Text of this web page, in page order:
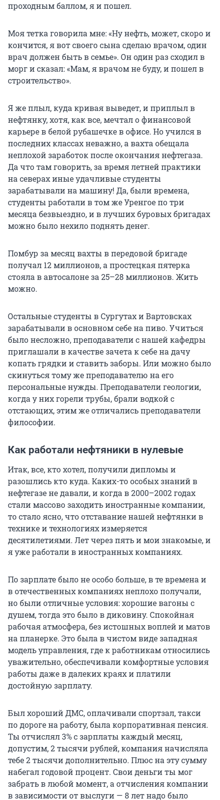
проходным баллом, я и пошел.
Моя тетка говорила мне: «Ну нефть, может, скоро и
кончится, я вот своего сына сделаю врачом, один
врач должен быть в семье». Он один раз сходил в
морг и сказал: «Мам, я врачом не буду, и пошел в
строительство».
Я же плыл, куда кривая выведет, и приплыл в
нефтянку, хотя, как все, мечтал о финансовой
карьере в белой рубашечке в офисе. Но учился в
последних классах неважно, а вахта обещала
неплохой заработок после окончания нефтегаза.
Да что там говорить, за время летней практики
на северах иные удачливые студенты
зарабатывали на машину! Да, были времена,
студенты работали в том же Уренгое по три
месяца безвыездно, и в лучших буровых бригадах
можно было нехило поднять денег.
Помбур за месяц вахты в передовой бригаде
получал 12 миллионов, а простецкая пятерка
стояла в автосалоне за 25–28 миллионов. Жить
можно.
Остальные студенты в Сургутах и Вартовсках
зарабатывали в основном себе на пиво. Учиться
было несложно, преподаватели с нашей кафедры
приглашали в качестве зачета к себе на дачу
копать грядки и ставить заборы. Или можно было
скинуться тому же преподавателю на его
персональные нужды. Преподаватели геологии,
когда у них горели трубы, брали водкой с
отстающих, этим же отличались преподаватели
философии.
Как работали нефтяники в нулевые
Итак, все, кто хотел, получили дипломы и
разошлись кто куда. Каких-то особых знаний в
нефтегазе не давали, и когда в 2000–2002 годах
стали массово заходить иностранные компании,
то стало ясно, что отставание нашей нефтянки в
технике и технологиях измеряется
десятилетиями. Лет через пять и мои знакомые, и
я уже работали в иностранных компаниях.
По зарплате было не особо больше, в те времена и
в отечественных компаниях неплохо получали,
но были отличные условия: хорошие вагоны с
душем, тогда это было в диковину. Спокойная
рабочая атмосфера, без истошных воплей и матов
на планерке. Это была в чистом виде западная
модель управления, где к работникам относились
уважительно, обеспечивали комфортные условия
работы даже в далеких краях и платили
достойную зарплату.
Был хороший ДМС, оплачивали спортзал, такси
по дороге на работу, была корпоративная пенсия.
Ты отчислял 3% с зарплаты каждый месяц,
допустим, 2 тысячи рублей, компания начисляла
тебе 2 тысячи дополнительно. Плюс на эту сумму
набегал годовой процент. Свои деньги ты мог
забрать в любой момент, а отчисления компании
в зависимости от выслуги — 8 лет надо было